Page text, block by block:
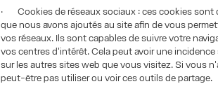
· Cookies de réseaux sociaux : ces cookies sont
que nous avons ajoutés au site afin de vous
vos réseaux. Ils sont capables de suivre votre
vos centres d'intérêt. Cela peut avoir une
sur les autres sites web que vous visitez. Si vous
peut-être pas utiliser ou voir ces outils de partage.